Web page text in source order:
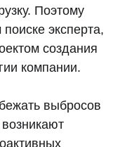
Поэтому
эксперта,
создания
компании.
выбросов